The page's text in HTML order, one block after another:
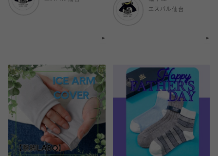
エスパル仙台